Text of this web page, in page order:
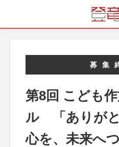
募集
第8回 こども
ル 「ありが
心を、未来へ